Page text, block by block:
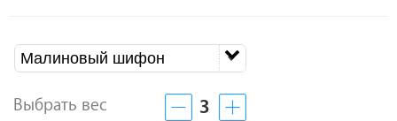
Малиновый шифон
Выбрать вес 3